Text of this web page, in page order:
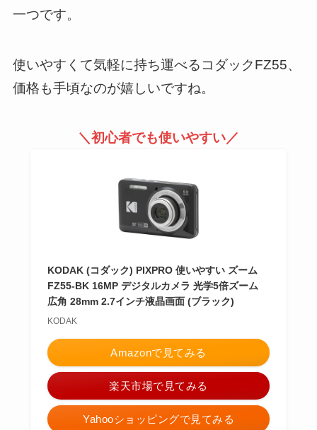
一つです。
使いやすくて気軽に持ち運べるコダックFZ55、
価格も手頃なのが嬉しいですね。
＼初心者でも使いやすい／
KODAK (コダック) PIXPRO 使いやすい ズーム
FZ55-BK 16MP デジタルカメラ 光学5倍ズーム
広角 28mm 2.7インチ液晶画面 (ブラック)
KODAK
Amazonで見てみる
楽天市場で見てみる
Yahooショッピングで見てみる